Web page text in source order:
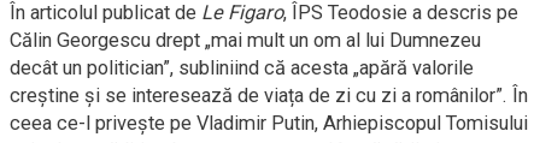
În articolul publicat de Le Figaro, ÎPS Teodosie a descris pe
Călin Georgescu drept „mai mult un om al lui Dumnezeu
decât un politician”, subliniind că acesta „apără valorile
creștine și se interesează de viața de zi cu zi a românilor”. În
ceea ce-l privește pe Vladimir Putin, Arhiepiscopul Tomisului